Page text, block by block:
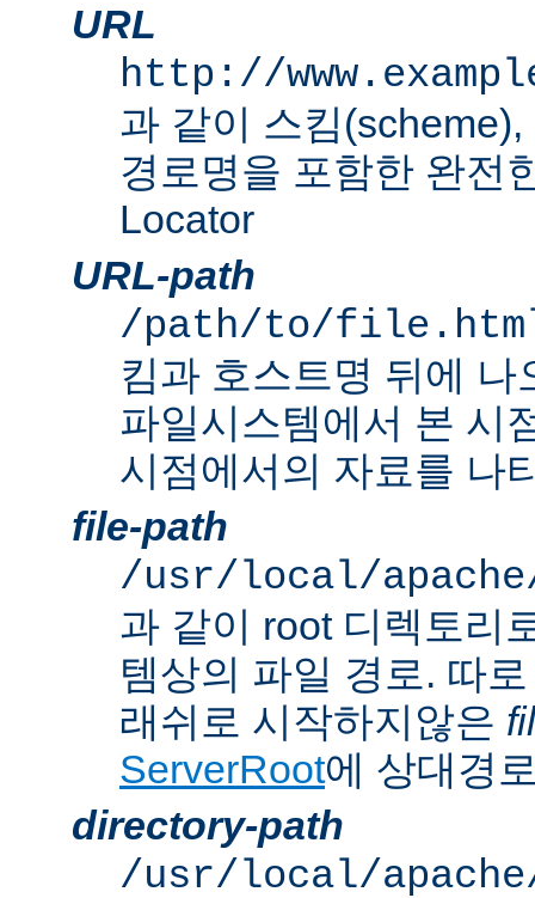
URL
http://
과 같이 스킴
경로명을 포함한 완전
Locator
URL-path
/path/to/
킴과 호스트명 뒤에
파일시스템에서 본 시
시점에서의 자료를 나
file-path
/usr/local/
과 같이 root 디렉토리
템상의 파일 경로. 따
래쉬로 시작하지않은
ServerRoot에 상대경
directory-path
/usr/local/